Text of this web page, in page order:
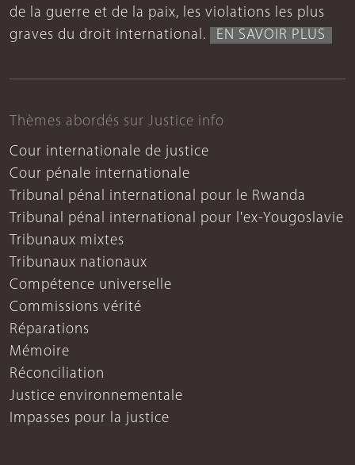
de la guerre et de la paix, les violations les plus
graves du droit international.
EN SAVOIR PLUS
Thèmes abordés sur Justice info
Cour internationale de justice
Cour pénale internationale
Tribunal pénal international pour le Rwanda
Tribunal pénal international pour l'ex-Yougoslavie
Tribunaux mixtes
Tribunaux nationaux
Compétence universelle
Commissions vérité
Réparations
Mémoire
Réconciliation
Justice environnementale
Impasses pour la justice